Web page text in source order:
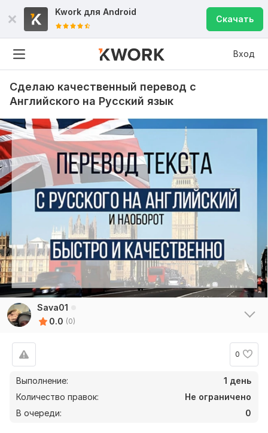
Kwork для Android
Скачать
Вход
Сделаю качественный перевод с
Английского на Русский язык
Sava01
0.0 (0)
0
Выполнение:
1 день
Количество правок:
Не ограничено
В очереди:
0